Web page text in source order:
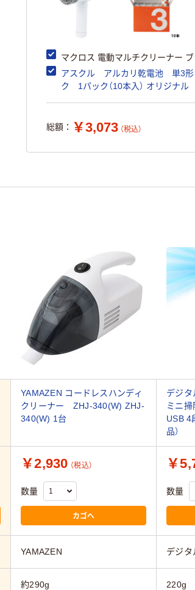
マクロス 電動マルチクリーナー
アスクル アルカリ乾電池 単3
ク 1パック（10本入） オリジナル
総額： ￥3,073 （税込）
YAMAZEN コードレスハンディ
クリーナー ZHJ-340(W) ZHJ-
340(W) 1台
デジタ
ミニ
USB 4
品）
￥2,930 （税込）
数量
カゴへ
￥
数量
YAMAZEN デジタ
約290g 220g